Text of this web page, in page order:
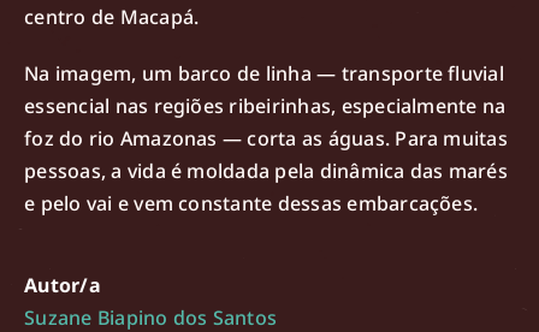
centro de Macapá.
Na imagem, um barco de linha — transporte fluvial
essencial nas regiões ribeirinhas, especialmente na
foz do rio Amazonas — corta as águas. Para muitas
pessoas, a vida é moldada pela dinâmica das marés
e pelo vai e vem constante dessas embarcações.
Autor/a
Suzane Biapino dos Santos